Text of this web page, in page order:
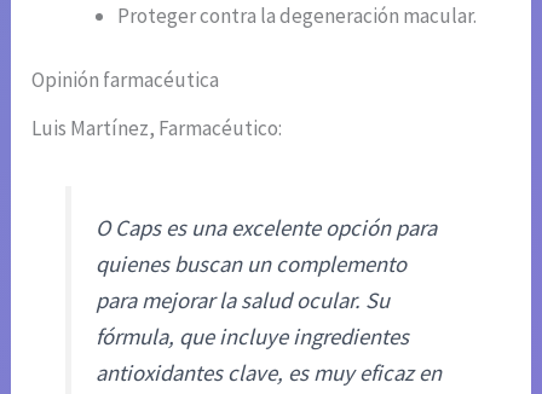
Proteger contra la degeneración macular.
Opinión farmacéutica
Luis Martínez, Farmacéutico:
O Caps es una excelente opción para
quienes buscan un complemento
para mejorar la salud ocular. Su
fórmula, que incluye ingredientes
antioxidantes clave, es muy eficaz en